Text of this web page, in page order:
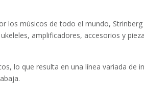
los músicos de todo el mundo,
amplificadores, accesorios y
lo que resulta en una línea variada de